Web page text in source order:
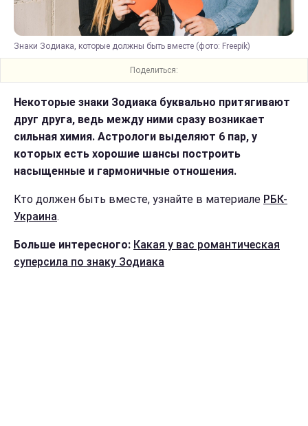
Знаки Зодиака, которые должны быть вместе (фото: Freepik)
Поделиться:
Некоторые знаки Зодиака буквально притягивают
друг друга, ведь между ними сразу возникает
сильная химия. Астрологи выделяют 6 пар, у
которых есть хорошие шансы построить
насыщенные и гармоничные отношения.
Кто должен быть вместе, узнайте в материале РБК-
Украина.
Больше интересного: Какая у вас романтическая
суперсила по знаку Зодиака